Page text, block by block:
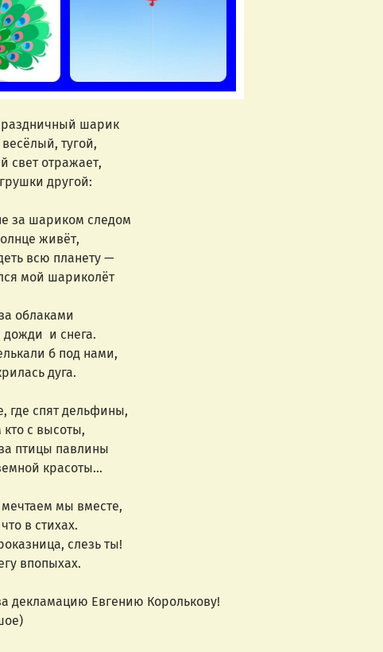
шарик
тугой,
свет отражает,
другой:
за шариком следом
живёт,
всю планету —
мой шариколёт
облаками
и снега.
б под нами,
дуга.
где спят дельфины,
с высоты,
птицы павлины
красоты…
мы вместе,
в стихах.
слезь ты!
впопыхах.
декламацию Евгению Королькову!